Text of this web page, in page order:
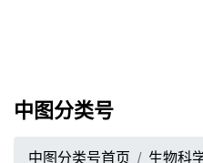
中图分类号
中图分类号首页 生物科